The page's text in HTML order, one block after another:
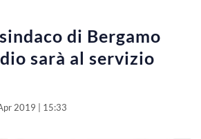
di Bergamo
sarà al servizio
2019 | 15:33